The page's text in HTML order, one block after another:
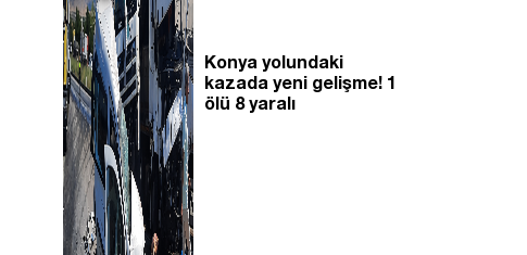
Konya yolundaki
kazada yeni gelişme! 1
ölü 8 yaralı